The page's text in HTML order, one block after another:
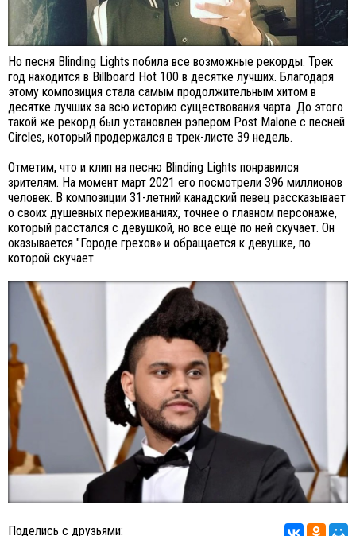
Но песня Blinding Lights побила все возможные рекорды. Трек
год находится в Billboard Hot 100 в десятке лучших. Благодаря
этому композиция стала самым продолжительным хитом в
десятке лучших за всю историю существования чарта. До этого
такой же рекорд был установлен рэпером Post Malone с песней
Circles, который продержался в трек-листе 39 недель.
Отметим, что и клип на песню Blinding Lights понравился
зрителям. На момент март 2021 его посмотрели 396 миллионов
человек. В композиции 31-летний канадский певец рассказывает
о своих душевных переживаниях, точнее о главном персонаже,
который расстался с девушкой, но все ещё по ней скучает. Он
оказывается "Городе грехов» и обращается к девушке, по
которой скучает.
Поделись с друзьями: